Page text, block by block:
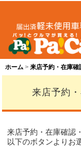
ホーム 来店予約・在庫
来店予約
来店予約・在庫確認
以下のボタンよりお